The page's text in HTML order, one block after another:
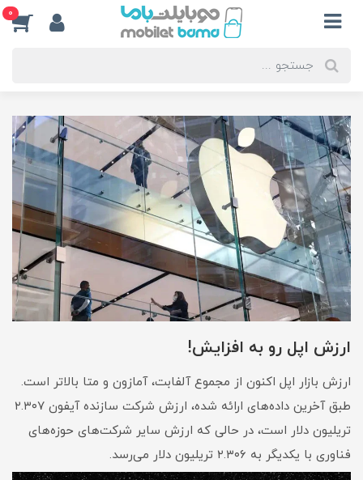
0
ارزش اپل رو به افزایش!
ارزش بازار اپل اکنون از مجموع آلفابت، آمازون و متا بالاتر است.
طبق آخرین داده‌های ارائه شده، ارزش شرکت سازنده آیفون ۲.۳۰۷
تریلیون دلار است، در حالی که ارزش سایر شرکت‌های حوزه‌های
فناوری با یکدیگر به ۲.۳۰۶ تریلیون دلار می‌رسد.